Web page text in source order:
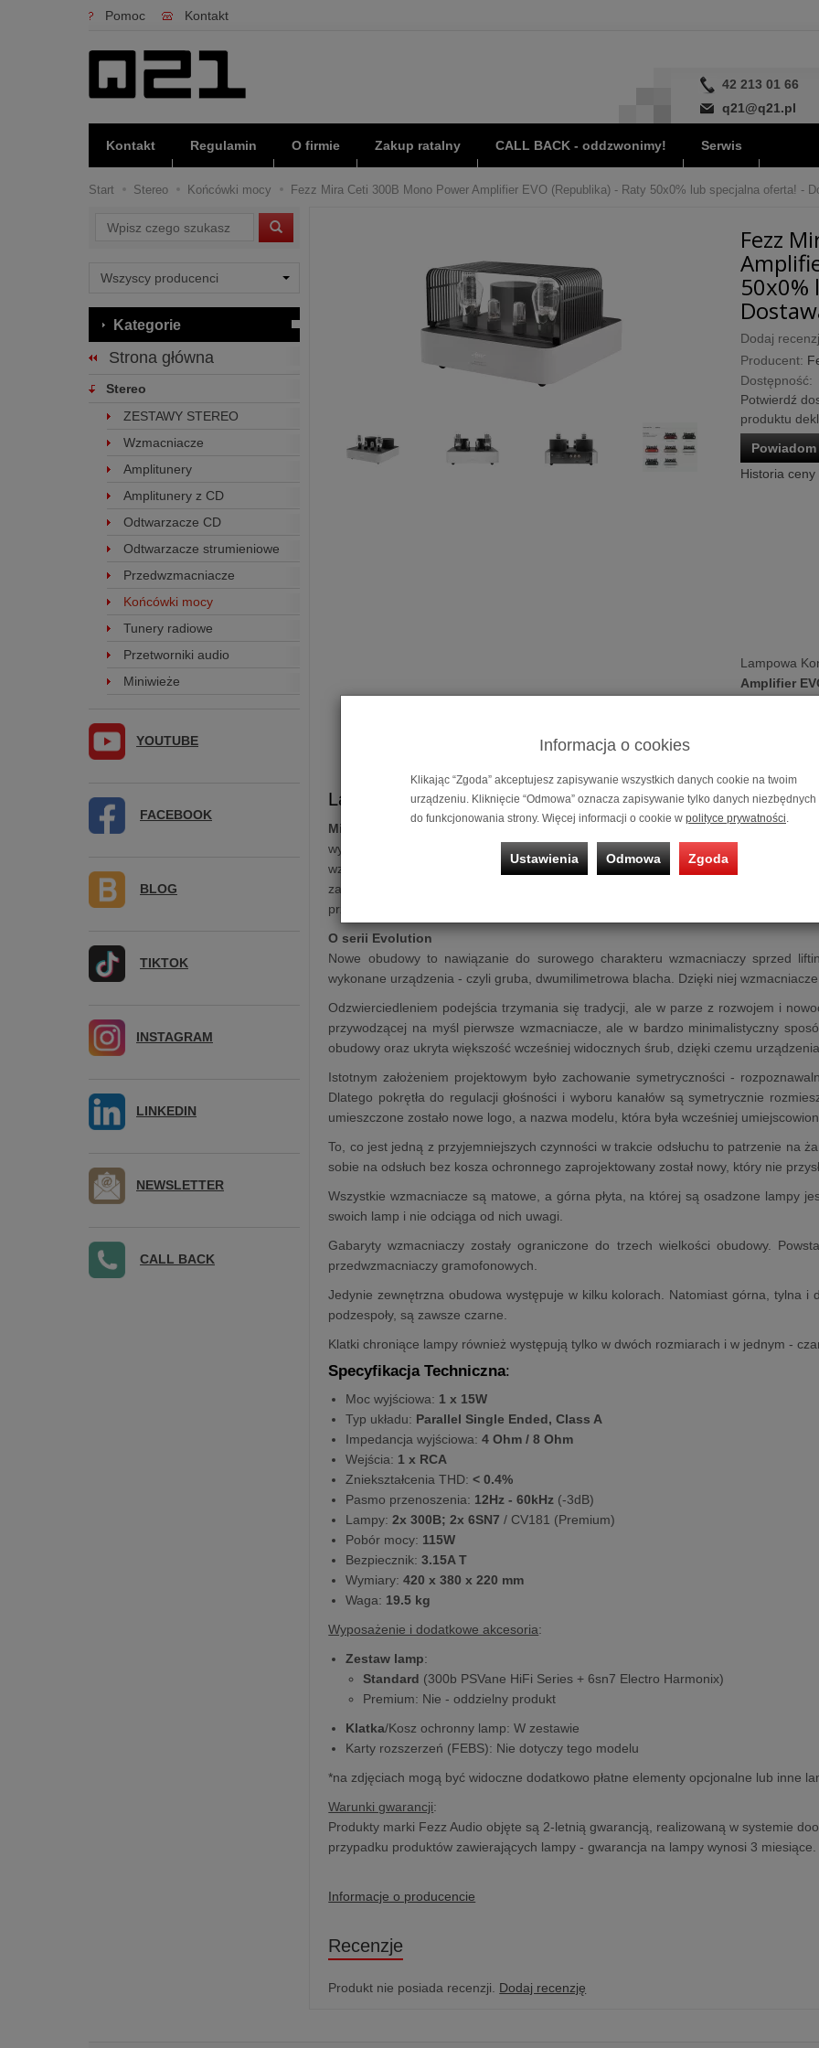
Pomoc Kontakt
42 213 01 66
q21@q21.pl
Kontakt Regulamin O firmie Zakup ratalny CALL BACK - oddzwonimy! Serwis
Start Stereo Końcówki mocy Fezz Mira Ceti 300B Mono Power Amplifier EVO (Republika) - Raty 50x0% lub specjalna oferta! -
Fezz
50x0%
Dodaj
Producent:
Dostępność:
Potwierdź
produktu
Historia ceny
Lampowa
Amplifier
Cena
Możliwość
10, 20,
Lampowa końcówka mocyFezz Mira Ceti 300B Mono
Mira Ceti 300B mono power amplifier
Klasy A oparty jest na legendarnych
wyposażony w antywibracyjne nóżki, dopasowane do wagi urządzenia. Posada
wzmacniacz w przypadku awarii lampy mocy. Dzięki architekturze
zaprojektowanemu transformatorowi wyjściowemu zapewnia moc 15 W i niskie
przedwzmacniaczem liniowym Sagita gwarantuje wyjątkową jakość dźwięku w
O serii Evolution
Nowe obudowy to nawiązanie do surowego charakteru wzmacniaczy sprzed
wykonane urządzenia - czyli gruba, dwumilimetrowa blacha. Dzięki niej
Odzwierciedleniem podejścia trzymania się tradycji, ale w parze z rozwojem i
przywodzącej na myśl pierwsze wzmacniacze, ale w bardzo minimalistyczny
obudowy oraz ukryta większość wcześniej widocznych śrub, dzięki czemu
Istotnym założeniem projektowym było zachowanie symetryczności -
Dlatego pokrętła do regulacji głośności i wyboru kanałów są symetrycznie
umieszczone zostało nowe logo, a nazwa modelu, która była wcześniej
To, co jest jedną z przyjemniejszych czynności w trakcie odsłuchu to patrzenie na
sobie na odsłuch bez kosza ochronnego zaprojektowany został nowy, który nie
Wszystkie wzmacniacze są matowe, a górna płyta, na której są osadzone lampy
swoich lamp i nie odciąga od nich uwagi.
Gabaryty wzmacniaczy zostały ograniczone do trzech wielkości obudowy.
przedwzmacniaczy gramofonowych.
Jedynie zewnętrzna obudowa występuje w kilku kolorach. Natomiast górna, tylna i
podzespoły, są zawsze czarne.
Klatki chroniące lampy również występują tylko w dwóch rozmiarach i w jednym -
Specyfikacja Techniczna:
Moc wyjściowa: 1 x 15W
Typ układu: Parallel Single Ended, Class A
Impedancja wyjściowa: 4 Ohm / 8 Ohm
Wejścia: 1 x RCA
Zniekształcenia THD: < 0.4%
Pasmo przenoszenia: 12Hz - 60kHz (-3dB)
Lampy: 2x 300B; 2x 6SN7 / CV181 (Premium)
Pobór mocy: 115W
Bezpiecznik: 3.15A T
Wymiary: 420 x 380 x 220 mm
Waga: 19.5 kg
Wyposażenie i dodatkowe akcesoria:
Zestaw lamp:
Standard (300b PSVane HiFi Series + 6sn7 Electro Harmonix)
Premium: Nie - oddzielny produkt
Klatka/Kosz ochronny lamp: W zestawie
Karty rozszerzeń (FEBS): Nie dotyczy tego modelu
*na zdjęciach mogą być widoczne dodatkowo płatne elementy opcjonalne lub inne
Warunki gwarancji:
Produkty marki Fezz Audio objęte są 2-letnią gwarancją, realizowaną w systemie
przypadku produktów zawierających lampy - gwarancja na lampy wynosi 3 miesiące.
Informacje o producencie
Recenzje
Produkt nie posiada recenzji. Dodaj recenzję
Wyszukaj
Kategorie
Strona główna
Stereo
ZESTAWY STEREO
Wzmacniacze
Amplitunery
Amplitunery z CD
Odtwarzacze CD
Odtwarzacze strumieniowe
Przedwzmacniacze
Końcówki mocy
Tunery radiowe
Przetworniki audio
Miniwieże
YOUTUBE
FACEBOOK
BLOG
TIKTOK
INSTAGRAM
LINKEDIN
NEWSLETTER
CALL BACK
Informacja o cookies
Klikając “Zgoda” akceptujesz zapisywanie wszystkich danych cookie na twoim
urządzeniu. Kliknięcie “Odmowa” oznacza zapisywanie tylko danych niezbędnych
do funkcjonowania strony. Więcej informacji o cookie w polityce prywatności
Ustawienia Odmowa Zgoda